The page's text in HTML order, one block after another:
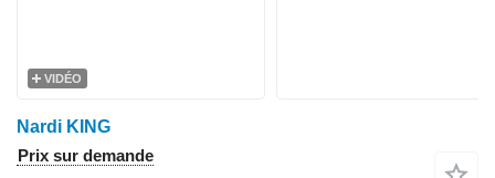
VIDÉO
Nardi KING
Prix sur demande